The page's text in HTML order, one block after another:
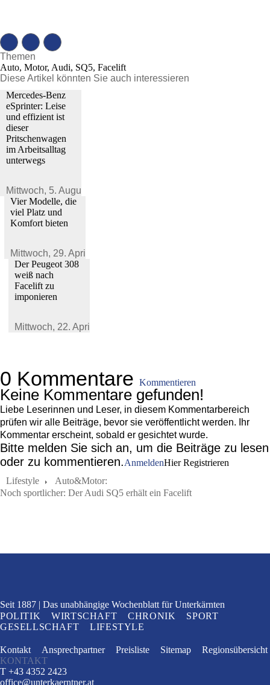
Themen
Auto, Motor, Audi, SQ5, Facelift
Diese Artikel könnten Sie auch interessieren
Mercedes-Benz
eSprinter: Leise
und effizient ist
dieser
Pritschenwagen
im Arbeitsalltag
unterwegs
Mittwoch, 5. August 2026
Vier Modelle, die
viel Platz und
Komfort bieten
Mittwoch, 29. April 2026
Der Peugeot 308
weiß nach
Facelift zu
imponieren
Mittwoch, 22. April 2026
0 Kommentare Kommentieren
Keine Kommentare gefunden!
Liebe Leserinnen und Leser, in diesem Kommentarbereich
prüfen wir alle Beiträge, bevor sie veröffentlicht werden. Ihr
Kommentar erscheint, sobald er gesichtet wurde.
Bitte melden Sie sich an, um die Beiträge zu lesen
oder zu kommentieren.AnmeldenHier Registrieren
Lifestyle
Auto&Motor:
Noch sportlicher: Der Audi SQ5 erhält ein Facelift
Seit 1887 Das unabhängige Wochenblatt für Unterkärnten
POLITIK
WIRTSCHAFT CHRONIK
SPORT
GESELLSCHAFT
LIFESTYLE
Kontakt Ansprechpartner Preisliste Sitemap
Regionsübersicht
KONTAKT
T +43 4352 2423
office@unterkaerntner.at